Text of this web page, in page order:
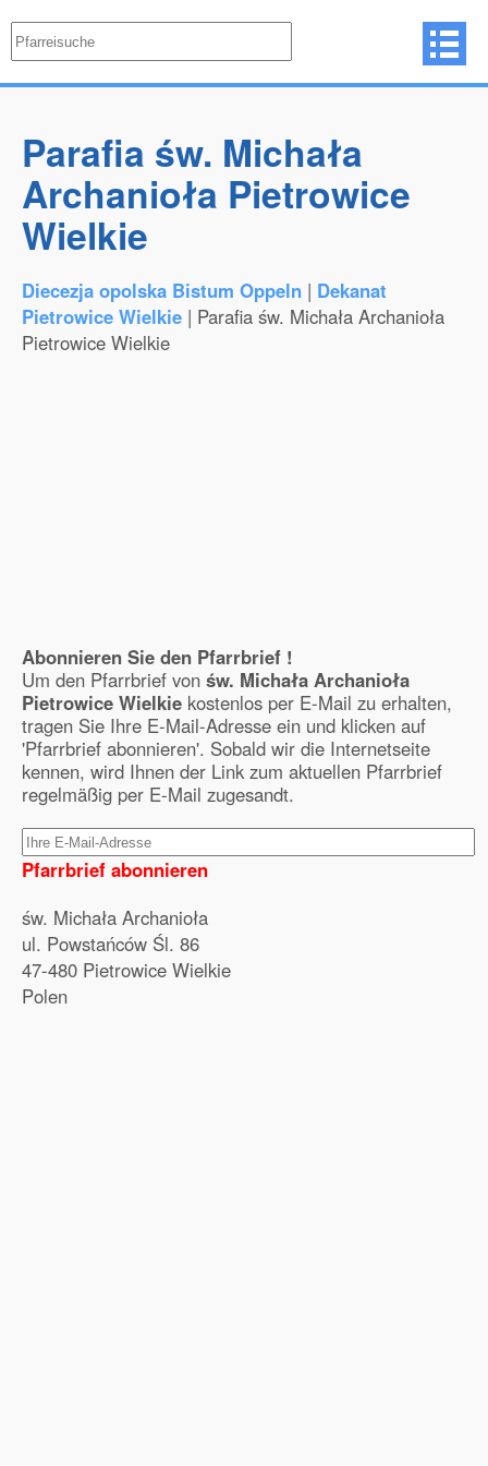
Parafia św. Michała
Archanioła Pietrowice
Wielkie
Diecezja opolska Bistum Oppeln | Dekanat
Pietrowice Wielkie | Parafia św. Michała Archanioła
Pietrowice Wielkie
Abonnieren Sie den Pfarrbrief !
Um den Pfarrbrief von św. Michała Archanioła
Pietrowice Wielkie kostenlos per E-Mail zu erhalten,
tragen Sie Ihre E-Mail-Adresse ein und klicken auf
'Pfarrbrief abonnieren'. Sobald wir die Internetseite
kennen, wird Ihnen der Link zum aktuellen Pfarrbrief
regelmäßig per E-Mail zugesandt.
Pfarrbrief abonnieren
św. Michała Archanioła
ul. Powstańców Śl. 86
47-480 Pietrowice Wielkie
Polen